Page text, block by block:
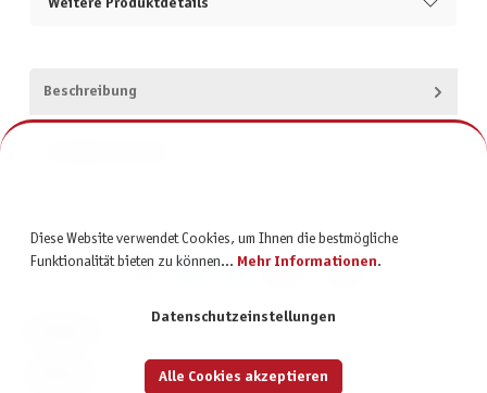
Weitere Produktdetails
Beschreibung
Diese Website verwendet Cookies, um Ihnen die bestmögliche
Funktionalität bieten zu können... Mehr Informationen.
Datenschutzeinstellungen
Alle Cookies akzeptieren